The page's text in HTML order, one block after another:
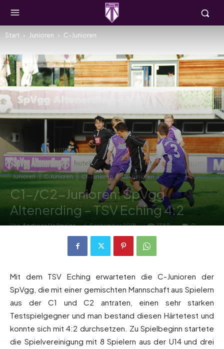
Start Junioren C-Junioren
Junioren C-Junioren C1-Junioren C2-Junioren
C1-/C2-Junioren: SpVgg
Altenerding – TSV Eching 4:2
Von Andreas Heilmaier - 6. September 2018 1389 0
Mit dem TSV Eching erwarteten die C-Junioren der
SpVgg, die mit einer gemischten Mannschaft aus Spielern
aus der C1 und C2 antraten, einen sehr starken
Testspielgegner und man bestand diesen Härtetest und
konnte sich mit 4:2 durchsetzen. Zu Spielbeginn startete
die Spielvereinigung mit 8 Spielern aus der U14 und drei